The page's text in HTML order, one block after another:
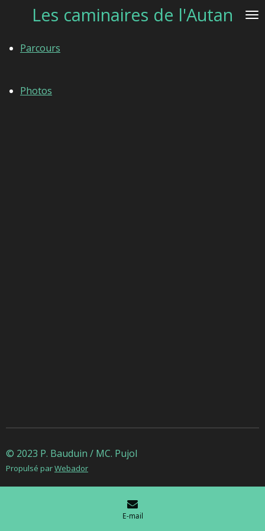
Passer
principal
Les caminaires de l'Autan
Parcours
Photos
© 2023 P. Bauduin / MC. Pujol
Propulsé parWebador
E-mail